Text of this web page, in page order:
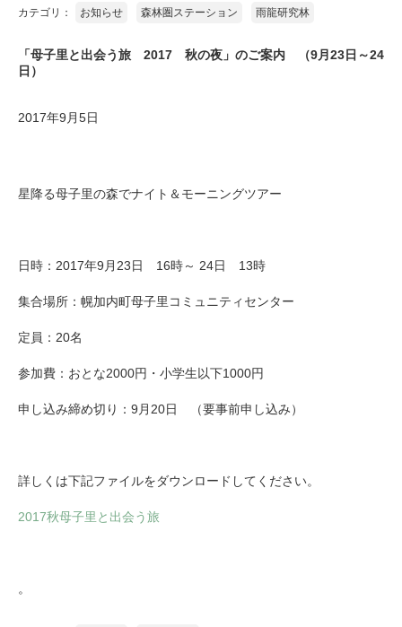
カテゴリ： お知らせ 森林圏ステーション 雨龍研究林
「母子里と出会う旅 2017 秋の夜」のご案内 （9月23日～24
日）
2017年9月5日
星降る母子里の森でナイト＆モーニングツアー
日時：2017年9月23日 16時～ 24日 13時
集合場所：幌加内町母子里コミュニティセンター
定員：20名
参加費：おとな2000円・小学生以下1000円
申し込み締め切り：9月20日 （要事前申し込み）
詳しくは下記ファイルをダウンロードしてください。
2017秋母子里と出会う旅
。